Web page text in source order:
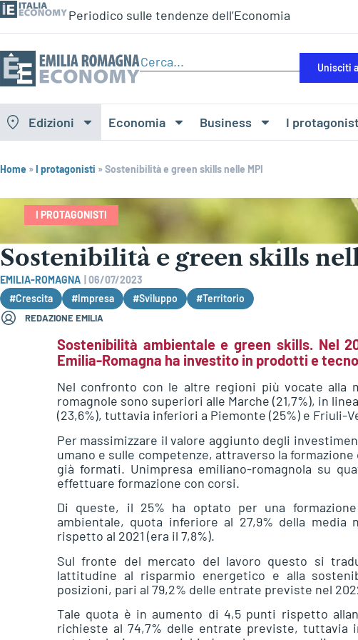
Periodico sulle tendenze dell’Economia
Unisciti
Edizioni Economia Business I
Home »I protagonisti »Sostenibilità e green skills nelle MPI
I PROTAGONISTI
Sostenibilità e green skills
EMILIA-ROMAGNA
06/07/2023
#Crescita
#Impresa #Sviluppo #Territorio
REDAZIONE EMILIA
Sostenibilità ambientale e green skills. Nel
Emilia-Romagna ha investito in prodotti e
Nel confronto con le altre regioni più vocate alla
romagnole sono superiori alle Marche (21,7%), in
(23,6%), tuttavia inferiori a Piemonte (25%) e Friuli-
Per massimizzare il valore aggiunto degli
umano e sulle competenze, attraverso la
già formati. Unimpresa emiliano-romagnola su
effettuare formazione con corsi.
Di queste, il 25% ha optato per una
ambientale, quota inferiore al 27,9% della media
rispetto al 2021 (era il 7,8%).
Sul fronte del mercato del lavoro questo si
lattitudine al risparmio energetico e alla
posizioni, pari al 79,2% delle entrate previste nel
Tale quota è in aumento di 4,5 punti rispetto
richieste al 74,7% delle entrate previste, tuttavia